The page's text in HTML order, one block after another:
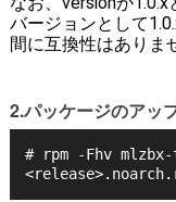
バージョンとして
間に互換性はありま
2.パッケージのアッ
# rpm -Fhv